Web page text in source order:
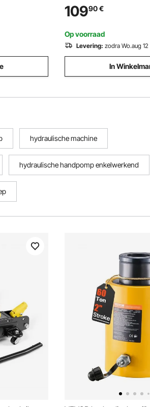
3 gal tank
voor
Besturing voor Boten,
voor Reizen
10990€
Op voorraad
Levering: zodra Wo.aug 12
In
hydraulische machine
hydraulische handpomp enkelwerkend